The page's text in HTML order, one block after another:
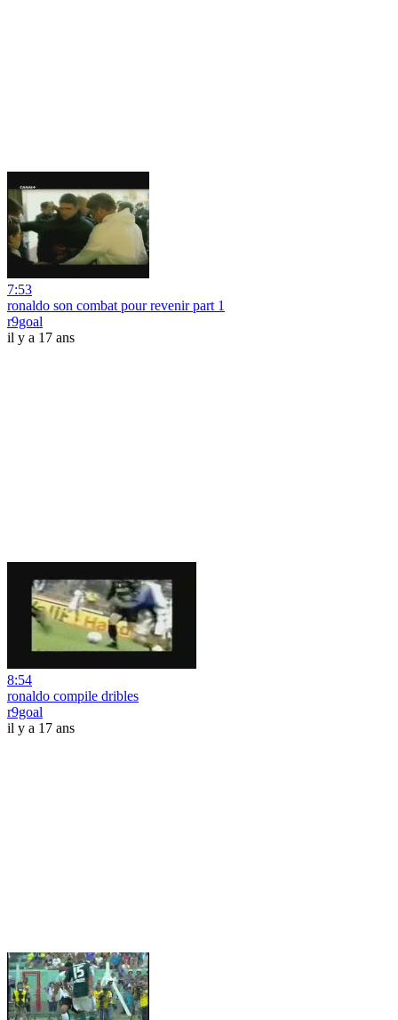
7:53
ronaldo son combat pour revenir part 1
r9goal
il y a 17 ans
8:54
ronaldo compile dribles
r9goal
il y a 17 ans